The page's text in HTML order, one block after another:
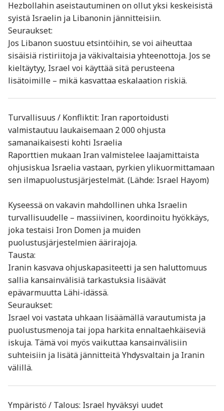
Hezbollahin aseistautuminen on ollut yksi keskeisistä
syistä Israelin ja Libanonin jännitteisiin.
Seuraukset:
Jos Libanon suostuu etsintöihin, se voi aiheuttaa
sisäisiä ristiriitoja ja väkivaltaisia yhteenottoja. Jos se
kieltäytyy, Israel voi käyttää sitä perusteena
lisätoimille – mikä kasvattaa eskalaation riskiä.
Turvallisuus / Konfliktit: Iran raportoidusti
valmistautuu laukaisemaan 2 000 ohjusta
samanaikaisesti kohti Israelia
Raporttien mukaan Iran valmistelee laajamittaista
ohjusiskua Israelia vastaan, pyrkien ylikuormittamaan
sen ilmapuolustusjärjestelmät. (Lähde: Israel Hayom)
Kyseessä on vakavin mahdollinen uhka Israelin
turvallisuudelle – massiivinen, koordinoitu hyökkäys,
joka testaisi Iron Domen ja muiden
puolustusjärjestelmien äärirajoja.
Tausta:
Iranin kasvava ohjuskapasiteetti ja sen haluttomuus
sallia kansainvälisiä tarkastuksia lisäävät
epävarmuutta Lähi-idässä.
Seuraukset:
Israel voi vastata uhkaan lisäämällä varautumista ja
puolustusmenoja tai jopa harkita ennaltaehkäiseviä
iskuja. Tämä voi myös vaikuttaa kansainvälisiin
suhteisiin ja lisätä jännitteitä Yhdysvaltain ja Iranin
välillä.
Ympäristö / Talous: Israel hyväksyi uudet